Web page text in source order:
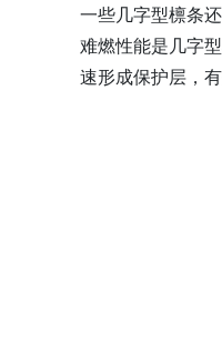
一些几字型檩条
难燃性能是几字
速形成保护层，